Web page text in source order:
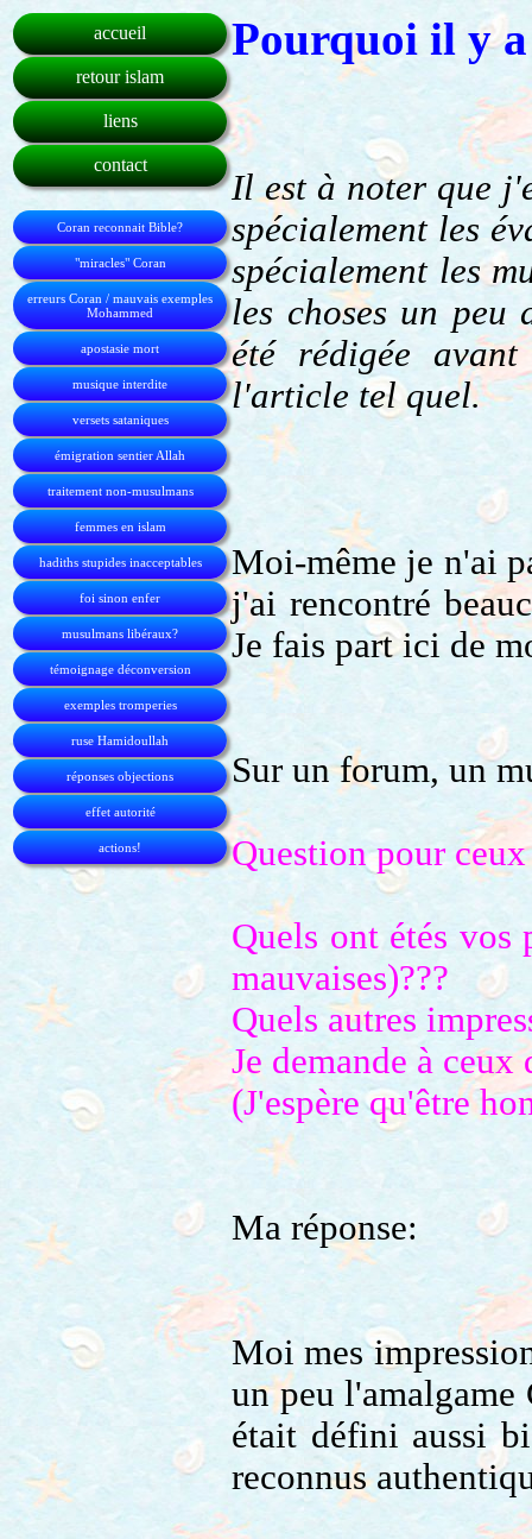
accueil
retour islam
liens
contact
Coran reconnait Bible?
"miracles" Coran
erreurs Coran / mauvais exemples
Mohammed
apostasie mort
musique interdite
versets sataniques
émigration sentier Allah
traitement non-musulmans
femmes en islam
hadiths stupides inacceptables
foi sinon enfer
musulmans libéraux?
témoignage déconversion
exemples tromperies
ruse Hamidoullah
réponses objections
effet autorité
actions!
Pourquoi il y
Il est à noter que
spécialement les
spécialement les
les choses un peu
été rédigée
l'article tel quel.
Moi-même je n'ai
j'ai rencontré
Je fais part ici de
Sur un forum, un
Question pour
Quels ont étés vos
mauvaises)???
Quels autres
Je demande à
(J'espère qu'être
Ma réponse:
Moi mes
un peu
était défini aussi
reconnus